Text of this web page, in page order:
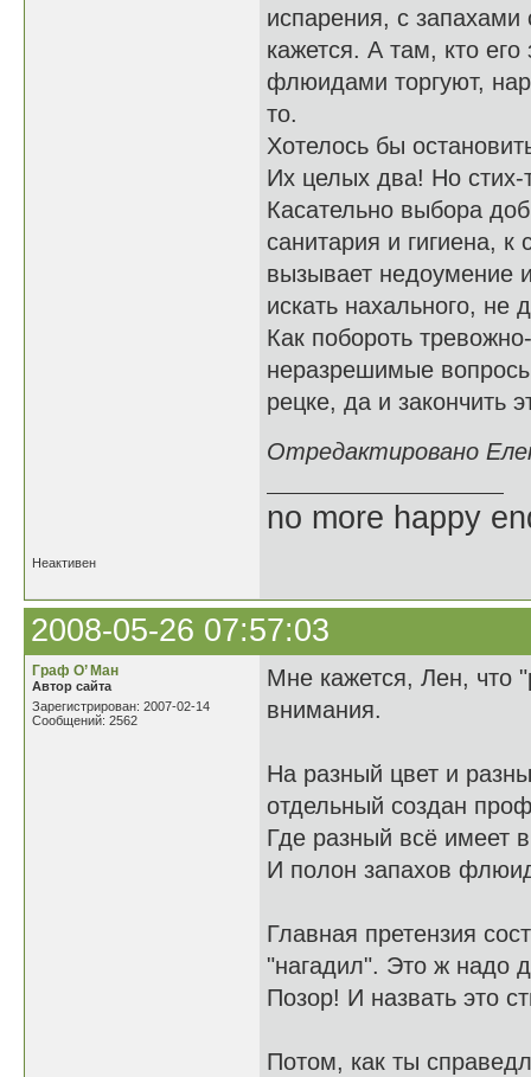
испарения, с
кажется. А там, кто
флюидами торгуют,
то.
Хотелось бы
Их целых два! Но
Касательно выбора
санитария и гигиена,
вызывает недоумение
искать нахального, не
Как побороть
неразрешимые
рецке, да и закончить
Отредактировано
no more happy
Неактивен
2008-05-26 07:57:03
Граф О’ Ман
Автор сайта
Зарегистрирован: 2007-02-14
Сообщений: 2562
Мне кажется, Лен, что
внимания.
На разный цвет и
отдельный создан
Где разный всё имеет
И полон запахов
Главная претензия
"нагадил". Это ж надо
Позор! И назвать это
Потом, как ты